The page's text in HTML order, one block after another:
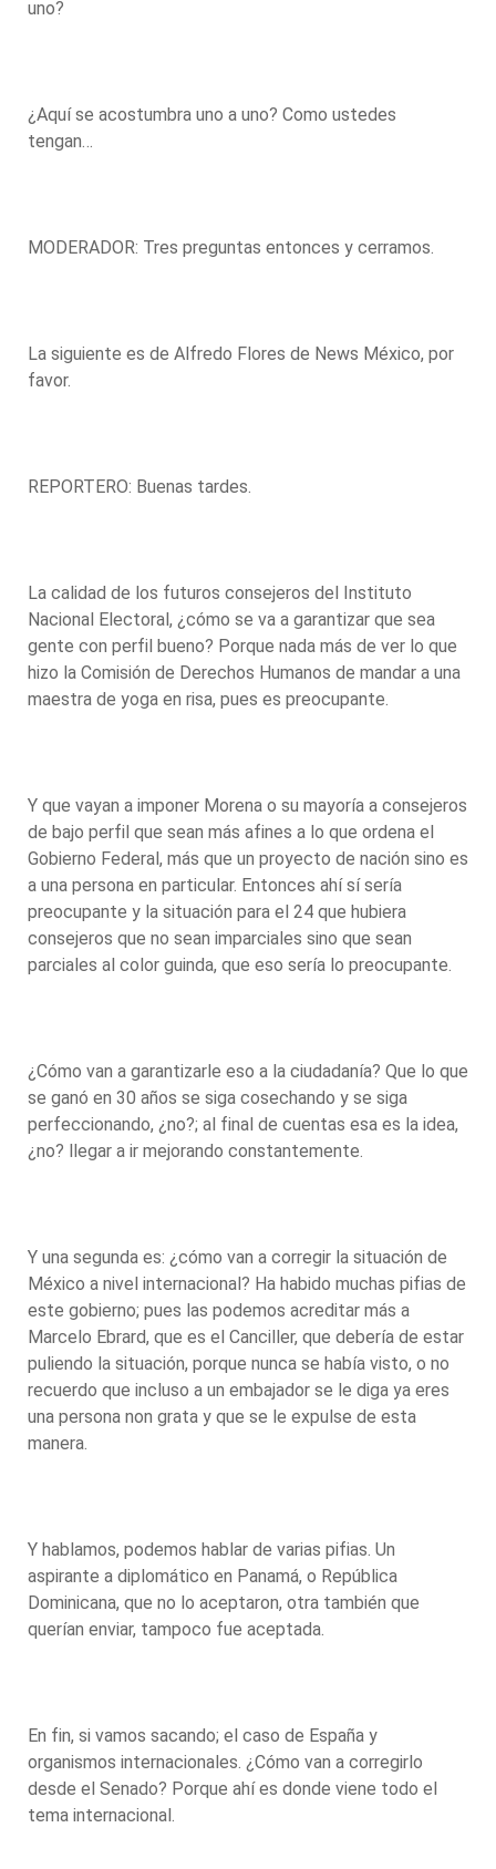
uno?
¿Aquí se acostumbra uno a uno? Como ustedes
tengan…
MODERADOR: Tres preguntas entonces y cerramos.
La siguiente es de Alfredo Flores de News México, por
favor.
REPORTERO: Buenas tardes.
La calidad de los futuros consejeros del Instituto
Nacional Electoral, ¿cómo se va a garantizar que sea
gente con perfil bueno? Porque nada más de ver lo que
hizo la Comisión de Derechos Humanos de mandar a una
maestra de yoga en risa, pues es preocupante.
Y que vayan a imponer Morena o su mayoría a consejeros
de bajo perfil que sean más afines a lo que ordena el
Gobierno Federal, más que un proyecto de nación sino es
a una persona en particular. Entonces ahí sí sería
preocupante y la situación para el 24 que hubiera
consejeros que no sean imparciales sino que sean
parciales al color guinda, que eso sería lo preocupante.
¿Cómo van a garantizarle eso a la ciudadanía? Que lo que
se ganó en 30 años se siga cosechando y se siga
perfeccionando, ¿no?; al final de cuentas esa es la idea,
¿no? llegar a ir mejorando constantemente.
Y una segunda es: ¿cómo van a corregir la situación de
México a nivel internacional? Ha habido muchas pifias de
este gobierno; pues las podemos acreditar más a
Marcelo Ebrard, que es el Canciller, que debería de estar
puliendo la situación, porque nunca se había visto, o no
recuerdo que incluso a un embajador se le diga ya eres
una persona non grata y que se le expulse de esta
manera.
Y hablamos, podemos hablar de varias pifias. Un
aspirante a diplomático en Panamá, o República
Dominicana, que no lo aceptaron, otra también que
querían enviar, tampoco fue aceptada.
En fin, si vamos sacando; el caso de España y
organismos internacionales. ¿Cómo van a corregirlo
desde el Senado? Porque ahí es donde viene todo el
tema internacional.